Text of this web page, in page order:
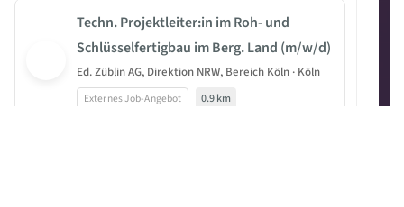
Techn. Projektleiter:in im Roh- und
Schlüsselfertigbau im Berg. Land (m/w/d)
Ed. Züblin AG, Direktion NRW, Bereich Köln · Köln
Externes Job-Angebot 0.9 km